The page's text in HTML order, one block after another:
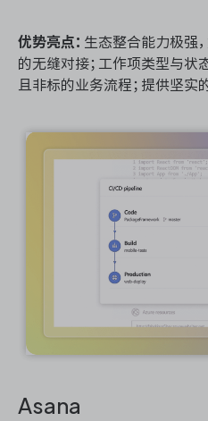
优势亮点： 生态整合能力极强
的无缝对接；工作项类型与状
且非标的业务流程；提供坚实
Asana